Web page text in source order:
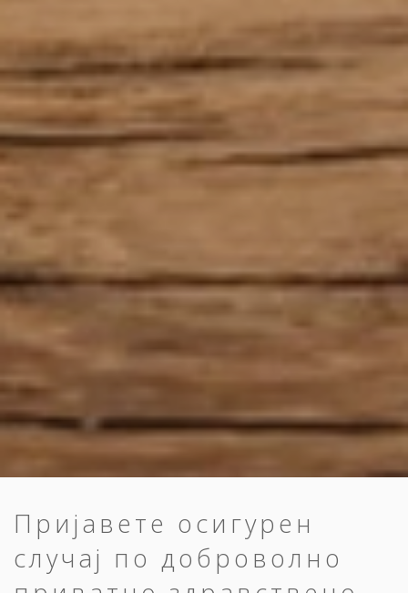
Пријавете осигурен
случај по доброволно